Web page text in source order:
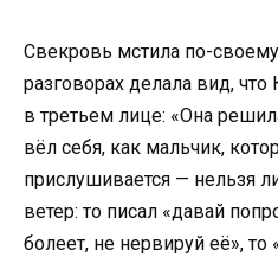
Свекровь мстила по-
разговорах делала вид, что
в третьем лице: «Она
вёл себя, как мальчик,
прислушивается — нельзя
ветер: то писал «давай
болеет, не нервируй её»,